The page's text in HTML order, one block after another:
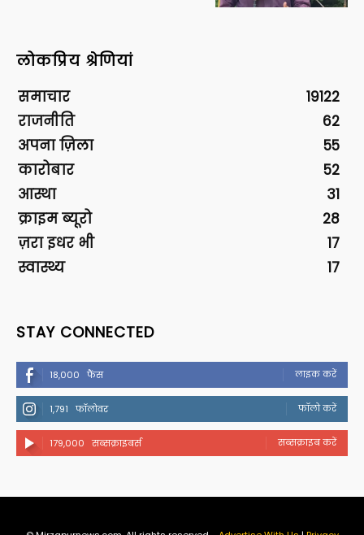
लोकप्रिय श्रेणियां
समाचार
19122
राजनीति
62
अपना ज़िला
55
कारोबार
52
आस्था
31
क्राइम ब्यूरो
28
ज़रा इधर भी
17
स्वास्थ्य
17
STAY CONNECTED
18,000 फैंस लाइक करें
1,791 फॉलोवर फॉलो करें
179,000 सब्सक्राइबर्स सब्सक्राइब करें